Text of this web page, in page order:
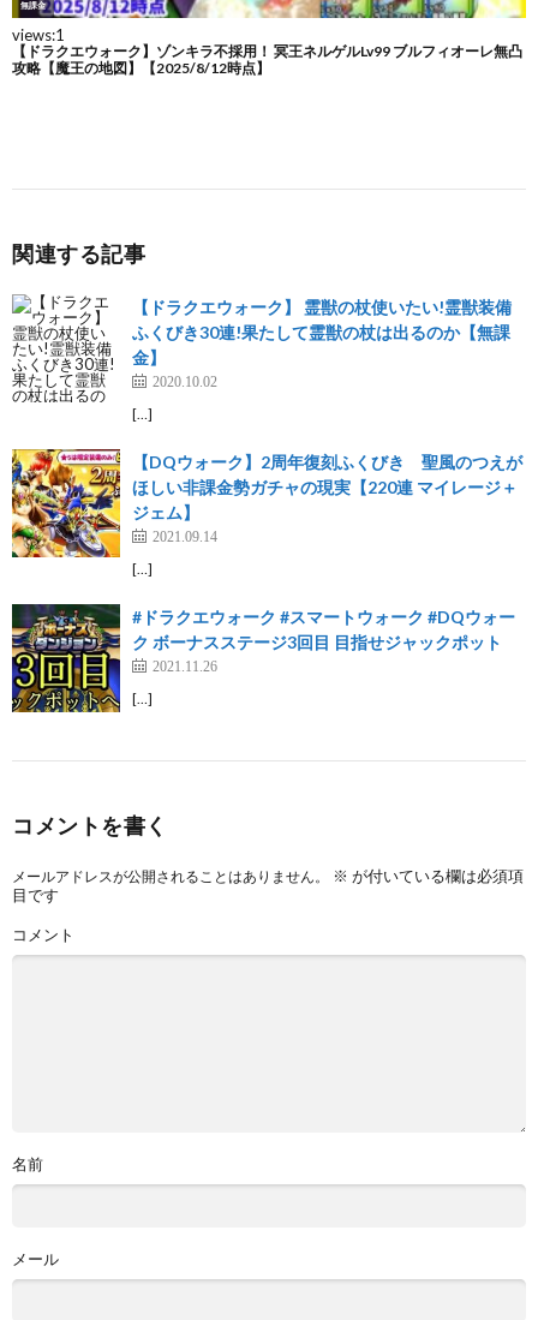
関連する記事
【ドラクエウォーク】 霊獣の杖使いたい!霊獣装備
ふくびき30連!果たして霊獣の杖は出るのか【無課
金】
2020.10.02
[…]
【DQウォーク】2周年復刻ふくびき 聖風のつえが
ほしい非課金勢ガチャの現実【220連 マイレージ＋
ジェム】
2021.09.14
[…]
#ドラクエウォーク #スマートウォーク #DQウォー
ク ボーナスステージ3回目 目指せジャックポット
2021.11.26
[…]
コメントを書く
メールアドレスが公開されることはありません。 ※ が付いている欄は必須項
目です
コメント
名前
メール